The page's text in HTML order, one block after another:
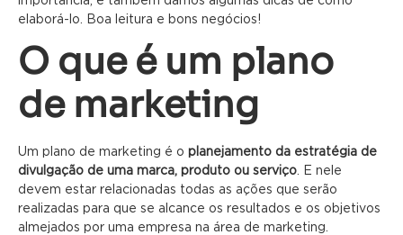
elaborá-lo. Boa leitura e bons negócios!
O que é um plano
de marketing
Um plano de marketing é o planejamento da estratégia de
divulgação de uma marca, produto ou serviço . E nele
devem estar relacionadas todas as ações que serão
realizadas para que se alcance os resultados e os objetivos
almejados por uma empresa na área de marketing.